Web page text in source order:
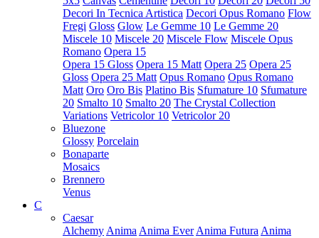
Decori In Tecnica Artistica Decori Opus Romano Flow
Fregi Gloss Glow Le Gemme 10 Le Gemme 20
Miscele 10 Miscele 20 Miscele Flow Miscele Opus
Romano Opera 15
Opera 15 Gloss Opera 15 Matt Opera 25 Opera 25
Gloss Opera 25 Matt Opus Romano Opus Romano
Matt Oro Oro Bis Platino Bis Sfumature 10 Sfumature
20 Smalto 10 Smalto 20 The Crystal Collection
Variations Vetricolor 10 Vetricolor 20
Bluezone
Glossy Porcelain
Bonaparte
Mosaics
Brennero
Venus
C
Caesar
Alchemy Anima Anima Ever Anima Futura Anima